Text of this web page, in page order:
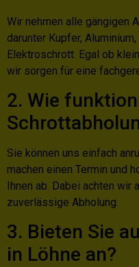
Wir nehmen alle gängigen
darunter Kupfer,
Elektroschrott. Egal ob
wir sorgen für eine
2. Wie
Sie können uns einfach
machen einen Termin und
Ihnen ab. Dabei achten wir
zuverlässige Abholung.
3. Bieten Sie
in Löhne an?